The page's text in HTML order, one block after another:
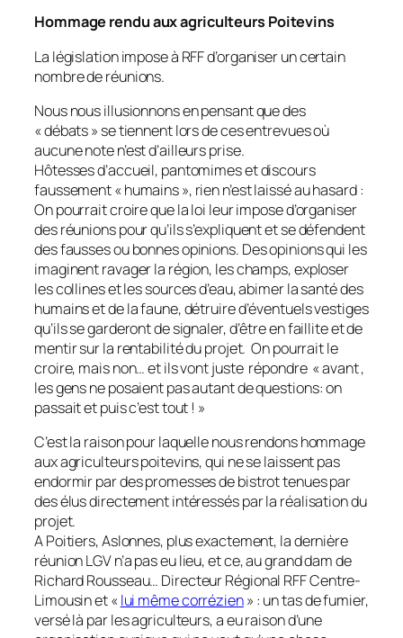
Hommage rendu aux agriculteurs Poitevins
La législation impose à RFF d’organiser un certain
nombre de réunions.
Nous nous illusionnons en pensant que des
« débats » se tiennent lors de ces entrevues où
aucune note n’est d’ailleurs prise.
Hôtesses d’accueil, pantomimes et discours
faussement « humains », rien n’est laissé au hasard :
On pourrait croire que la loi leur impose d’organiser
des réunions pour qu’ils s’expliquent et se défendent
des fausses ou bonnes opinions. Des opinions qui les
imaginent ravager la région, les champs, exploser
les collines et les sources d’eau, abimer la santé des
humains et de la faune, détruire d’éventuels vestiges
qu’ils se garderont de signaler, d’être en faillite et de
mentir sur la rentabilité du projet. On pourrait le
croire, mais non… et ils vont juste répondre « avant ,
les gens ne posaient pas autant de questions: on
passait et puis c’est tout ! »
C’est la raison pour laquelle nous rendons hommage
aux agriculteurs poitevins, qui ne se laissent pas
endormir par des promesses de bistrot tenues par
des élus directement intéressés par la réalisation du
projet.
A Poitiers, Aslonnes, plus exactement, la dernière
réunion LGV n’a pas eu lieu, et ce, au grand dam de
Richard Rousseau… Directeur Régional RFFCentre-
Limousin et «lui même corrézien» : un tas de fumier,
versé là par les agriculteurs, a eu raison d’une